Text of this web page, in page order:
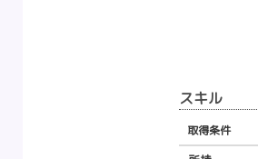
スキル
取得条件